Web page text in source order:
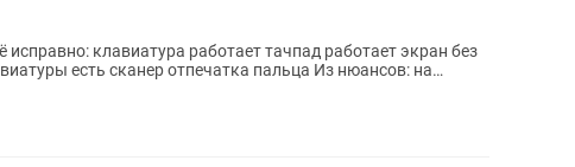
исправно: клавиатура работает тачпад работает экран без
есть сканер отпечатка пальца Из нюансов: на